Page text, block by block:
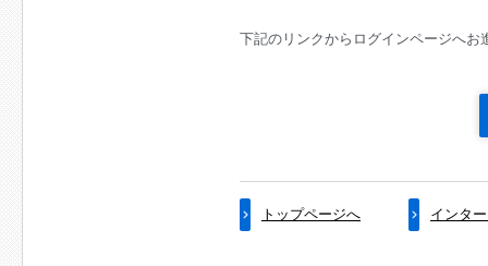
下記のリンクからログインページへお
トップページへ インタ